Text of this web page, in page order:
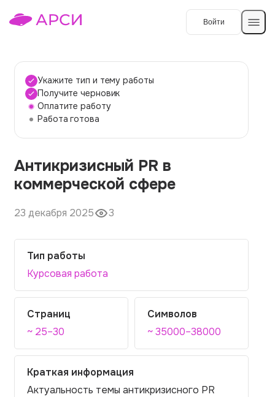
Войти
Темы работ
О сервисе
О компании
Наши гарантии
Порядок оплаты
Вопросы и ответы
Отзывы
Контакты
Укажите тип и тему работы
Получите черновик
Оплатите работу
Работа готова
Антикризисный PR в
коммерческой сфере
23 декабря 2025 3
Тип работы
Курсовая работа
Страниц
~ 25–30
Символов
~ 35000–38000
Краткая информация
Актуальность темы антикризисного PR